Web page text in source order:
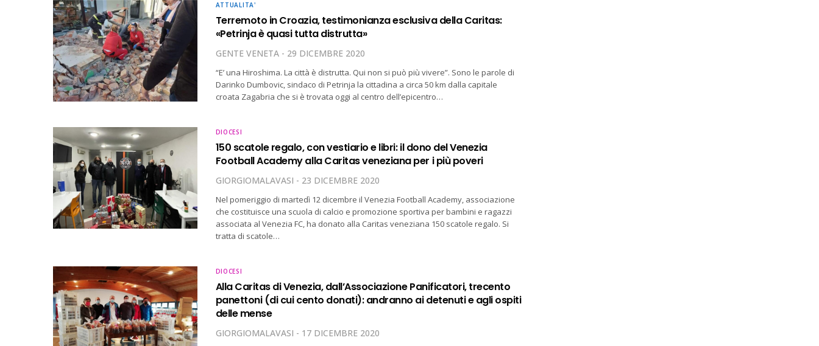
ATTUALITA'
Terremoto in Croazia, testimonianza esclusiva della Caritas:
«Petrinja è quasi tutta distrutta»
GENTE VENETA 29 DICEMBRE 2020
“E’ una Hiroshima. La città è distrutta. Qui non si può più vivere”. Sono le parole di
Darinko Dumbovic, sindaco di Petrinja la cittadina a circa 50 km dalla capitale
croata Zagabria che si è trovata oggi al centro dell’epicentro…
DIOCESI
150 scatole regalo, con vestiario e libri: il dono del Venezia
Football Academy alla Caritas veneziana per i più poveri
GIORGIOMALAVASI 23 DICEMBRE 2020
Nel pomeriggio di martedì 12 dicembre il Venezia Football Academy, associazione
che costituisce una scuola di calcio e promozione sportiva per bambini e ragazzi
associata al Venezia FC, ha donato alla Caritas veneziana 150 scatole regalo. Si
tratta di scatole…
DIOCESI
Alla Caritas di Venezia, dall’Associazione Panificatori, trecento
panettoni (di cui cento donati): andranno ai detenuti e agli ospiti
delle mense
GIORGIOMALAVASI 17 DICEMBRE 2020